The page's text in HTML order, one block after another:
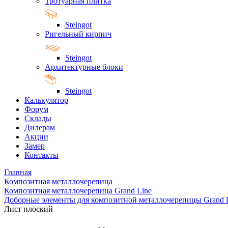
Steingot
Ригельный кирпич
Steingot
Архитектурные блоки
Steingot
Калькулятор
Форум
Склады
Дилерам
Акции
Замер
Контакты
Главная
Композитная металлочерепица
Композитная металлочерепица Grand Line
Доборные элементы для композитной металлочерепицы Grand
Лист плоский